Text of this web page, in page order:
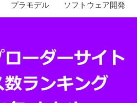
プラモデル ソフトウェア開発